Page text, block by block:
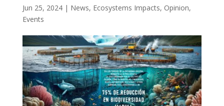
Jun 25, 2024| News, Ecosystems Impacts, Opinion,
Events